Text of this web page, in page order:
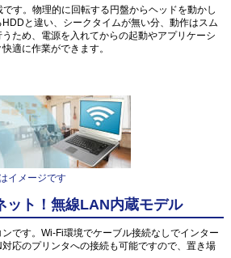
す。物理的に回転する円盤からヘッドを動かし
と違い、シークタイムが無い分、動作はスム
ため、電源を入れてからの起動やアプリケーシ
適に作業ができます。
イメージです
ット！無線LAN内蔵モデル
です。Wi-Fi環境でケーブル接続なしでインター
応のプリンタへの接続も可能ですので、置き場